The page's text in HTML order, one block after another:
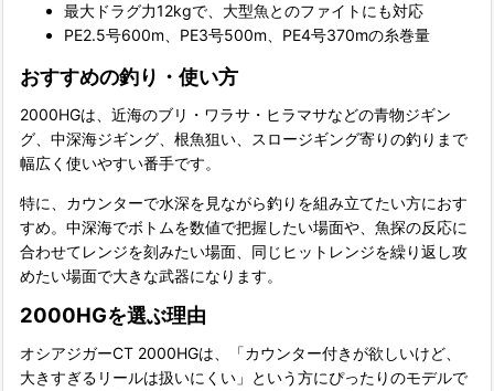
最大ドラグ力12kgで、大型魚とのファイトにも対応
PE2.5号600m、PE3号500m、PE4号370mの糸巻量
おすすめの釣り・使い方
2000HGは、近海のブリ・ワラサ・ヒラマサなどの青物ジギン
グ、中深海ジギング、根魚狙い、スロージギング寄りの釣りまで
幅広く使いやすい番手です。
特に、カウンターで水深を見ながら釣りを組み立てたい方におす
すめ。中深海でボトムを数値で把握したい場面や、魚探の反応に
合わせてレンジを刻みたい場面、同じヒットレンジを繰り返し攻
めたい場面で大きな武器になります。
2000HGを選ぶ理由
オシアジガーCT 2000HGは、「カウンター付きが欲しいけど、
大きすぎるリールは扱いにくい」という方にぴったりのモデルで